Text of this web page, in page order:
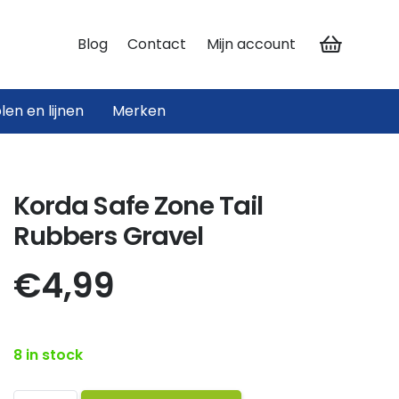
Blog Contact Mijn account
en lijnen Merken
Korda Safe Zone Tail
Rubbers Gravel
€4,99
8 in stock